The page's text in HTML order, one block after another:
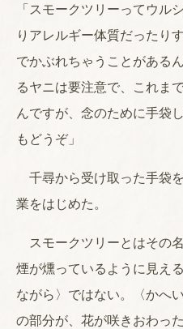
「スモークツリーってウル
りアレルギー体質だったり
でかぶれちゃうことがある
るヤニは要注意で、これま
んですが、念のために手袋
もどうぞ」
千尋から受け取った手袋
業をはじめた。
スモークツリーとはその
煙が燻っているように見え
ながら〉ではない。〈かへ
の部分が、花が咲きおわっ